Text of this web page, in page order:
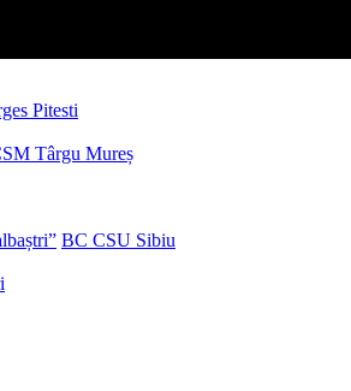
Pitesti
Târgu Mureș
BC CSU Sibiu